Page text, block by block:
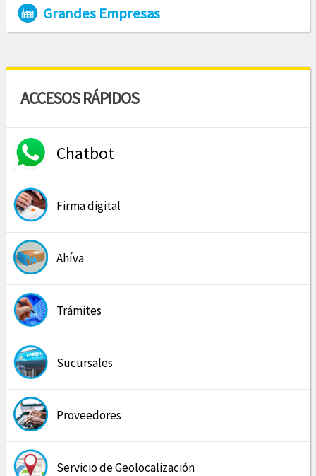
Grandes Empresas
ACCESOS RÁPIDOS
Chatbot
Firma digital
Ahíva
Trámites
Sucursales
Proveedores
Servicio de Geolocalización